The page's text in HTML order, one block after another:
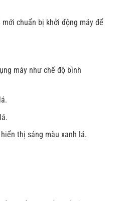
chuẩn bị khởi động máy để
máy như chế độ bình
thị sáng màu xanh lá.